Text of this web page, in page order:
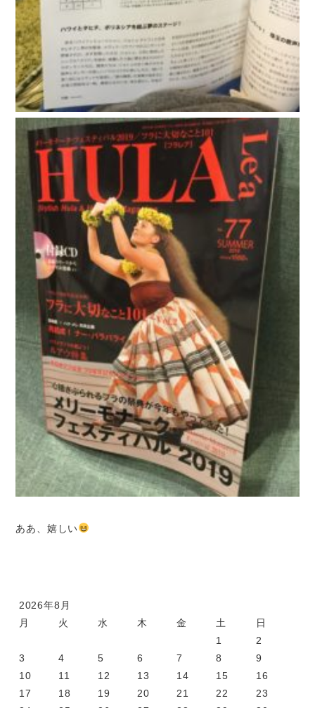
ああ、嬉しい
2026年8月
月
火 水 木 金 土
日
1
2
3
4 5 6 7 8
9
10
11 12 13 14 15
16
17
18 19 20 21 22
23